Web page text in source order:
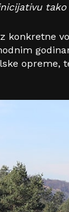
tako
konkretne
opreme,